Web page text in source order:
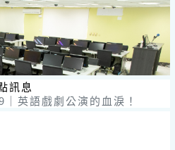
訊息
英語戲劇公演的血淚！